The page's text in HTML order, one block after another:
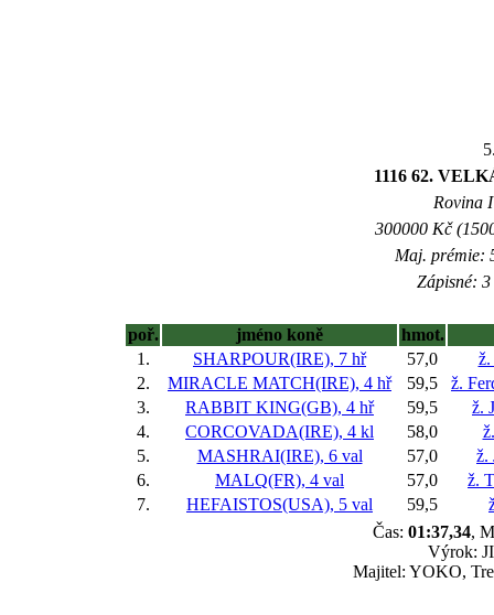
1116 62.
Rovina
300000 Kč
Maj. prémie:
Zápisné:
poř. jméno koně
hmot.
1.
SHARPOUR(IRE), 7 hř 57,0
2.
MIRACLE MATCH(IRE), 4 hř 59,5
ž.
3.
RABBIT KING(GB), 4 hř 59,5
ž.
4.
CORCOVADA(IRE), 4 kl 58,0
5.
MASHRAI(IRE), 6 val 57,0
ž.
6.
MALQ(FR), 4 val 57,0
ž.
7.
HEFAISTOS(USA), 5 val 59,5
Čas: 01:37,34,
Výrok:
Majitel: YOKO,